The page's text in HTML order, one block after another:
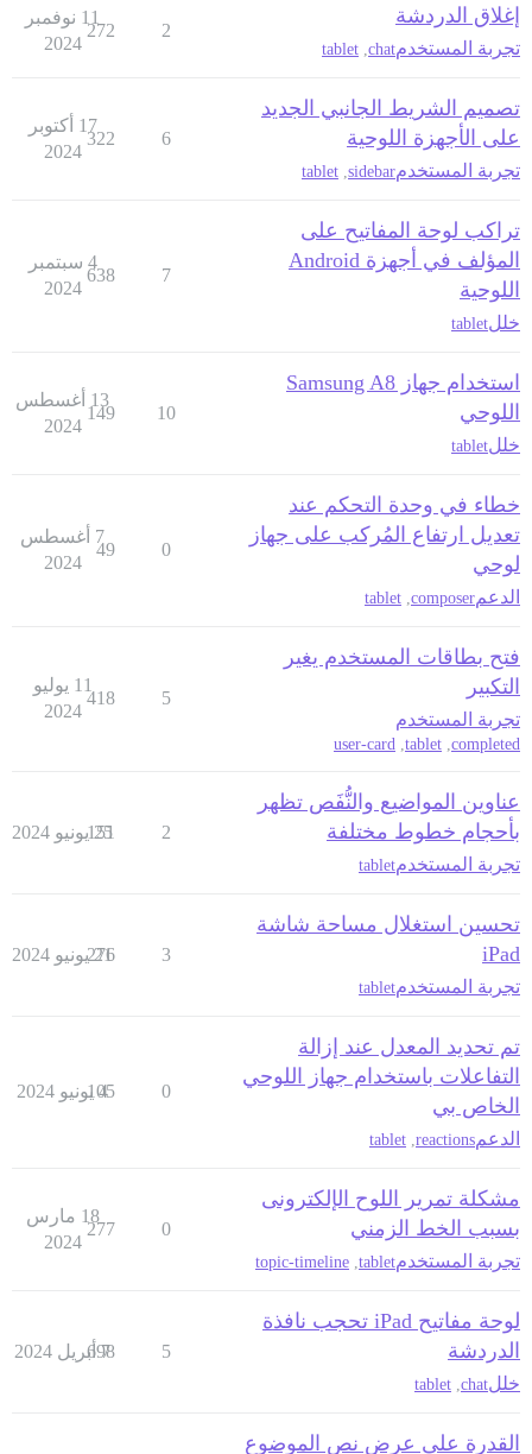
إغلاق الدردشة
تجربة المستخدمchat
tablet
2
272
11 نوفمبر
2024
تصميم الشريط الجانبي الجديد
على الأجهزة اللوحية
تجربة المستخدمsidebar
tablet
6
322
17 أكتوبر
2024
تراكب لوحة المفاتيح على
المؤلف في أجهزة Android
اللوحية
خللtablet
7
638
4 سبتمبر
2024
استخدام جهاز Samsung A8
اللوحي
خللtablet
10
149
13 أغسطس
2024
خطاء في وحدة التحكم عند
تعديل ارتفاع المُركب على جهاز
لوحي
الدعمcomposer
tablet
0
49
7 أغسطس
2024
فتح بطاقات المستخدم يغير
التكبير
تجربة المستخدم
completed
,
tablet
,
user-card
5
418
11 يوليو
2024
عناوين المواضيع والنُّفَص تظهر
بأحجام خطوط مختلفة
تجربة المستخدمtablet
2
151
25 يونيو 2024
تحسين استغلال مساحة شاشة
iPad
تجربة المستخدمtablet
3
276
21 يونيو 2024
تم تحديد المعدل عند إزالة
التفاعلات باستخدام جهاز اللوحي
الخاص بي
الدعمreactions
tablet
0
105
4 يونيو 2024
مشكلة تمرير اللوح الإلكترونى
بسبب الخط الزمني
تجربة المستخدمtablet
topic-timeline
0
277
18 مارس
2024
لوحة مفاتيح iPad تحجب نافذة
الدردشة
خللchat
tablet
5
698
7 أبريل 2024
القدرة على عرض نص الموضوع